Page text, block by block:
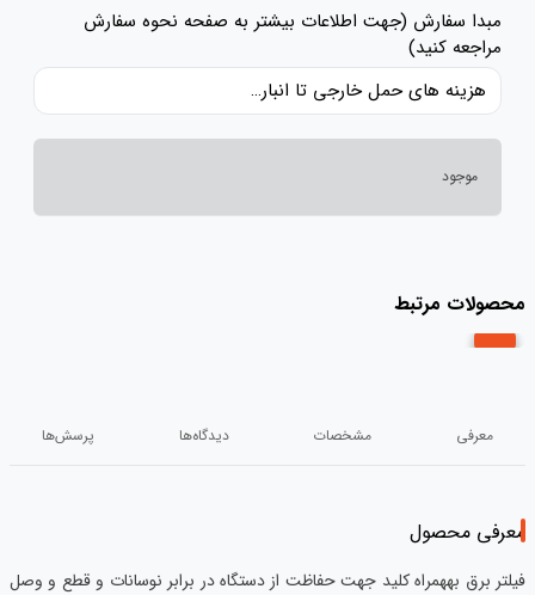
مبدا سفارش (جهت اطلاعات بیشتر به صفحه نحوه سفارش
مراجعه کنید)
هزینه های حمل خارجی تا انبار ایران، حقوق گمرکی و عوارض و مالیات و سایر هزینه های کالا به قیمت ریالی کالا اضافه شده است و حمل داخلی رایگان می باشد.
موجود
محصولات مرتبط
معرفی مشخصات دیدگاه‌ها پرسش‌ها
معرفی محصول
فیلتر برق بههمراه کلید جهت حفاظت از دستگاه در برابر نوسانات و قطع و وصل